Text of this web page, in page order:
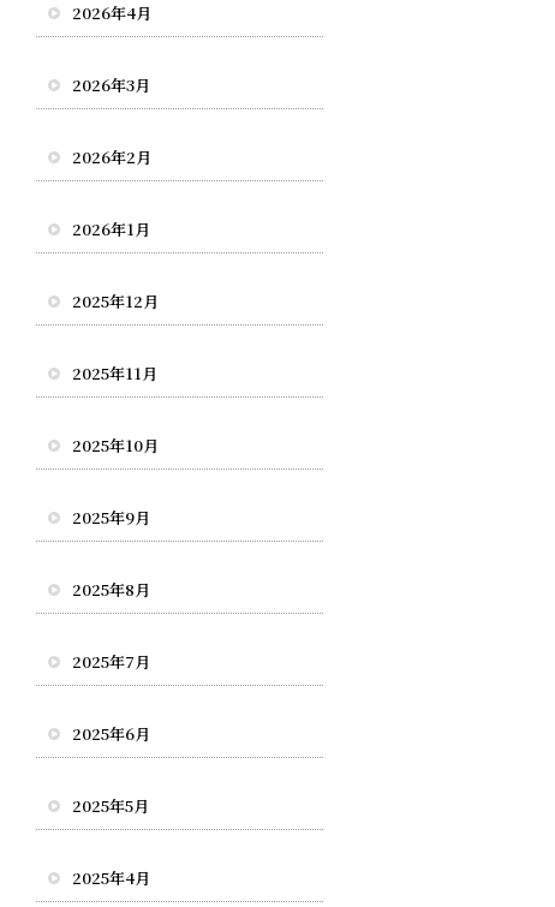
2026年4月
2026年3月
2026年2月
2026年1月
2025年12月
2025年11月
2025年10月
2025年9月
2025年8月
2025年7月
2025年6月
2025年5月
2025年4月